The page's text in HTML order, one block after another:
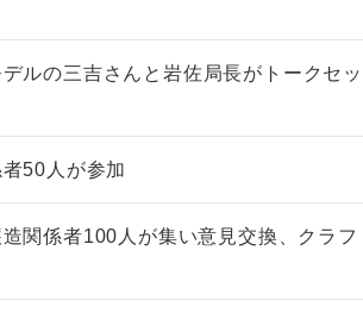
ルの三吉さんと岩佐局長がトークセッ
50人が参加
関係者100人が集い意見交換、クラフ